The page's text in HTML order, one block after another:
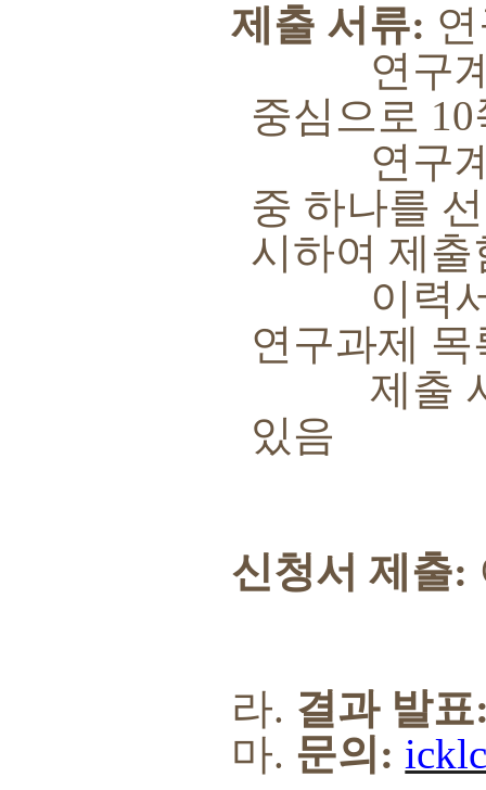
제출 서류:
연구계획
중심으로 10
연구계
중 하나를
시하여 제출
이력서
연구과제
제출 서류
있음
신청서 제출:
라. 결과 발표
마. 문의: